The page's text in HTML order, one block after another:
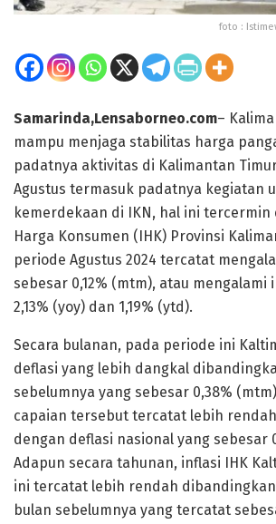
foto :
Samarinda,Lensaborneo.com–
mampu menjaga stabilitas harga
padatnya aktivitas di Kalimantan
Agustus termasuk padatnya kegiatan
kemerdekaan di IKN, hal ini tercermin
Harga Konsumen (IHK) Provinsi
periode Agustus 2024 tercatat
sebesar 0,12% (mtm), atau mengalami
2,13% (yoy) dan 1,19% (ytd).
Secara bulanan, pada periode ini
deflasi yang lebih dangkal
sebelumnya yang sebesar 0,38%
capaian tersebut tercatat lebih
dengan deflasi nasional yang sebesar
Adapun secara tahunan, inflasi IHK
ini tercatat lebih rendah
bulan sebelumnya yang tercatat